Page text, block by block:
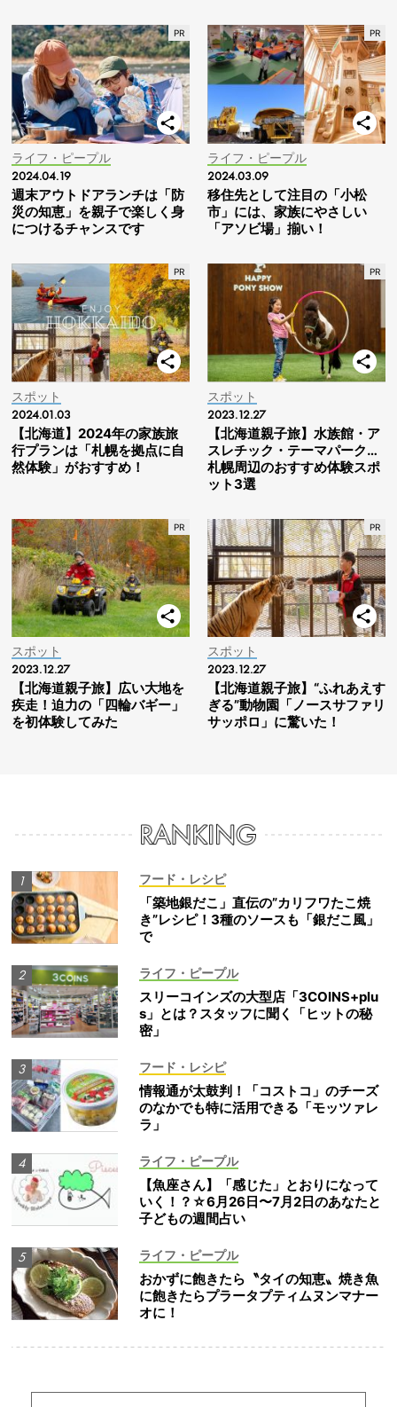
ライフ・ピープル
2024.04.19
週末アウトドアランチは「防
災の知恵」を親子で楽しく身
につけるチャンスです
ライフ・ピープル
2024.03.09
移住先として注目の「小松
市」には、家族にやさしい
「アソビ場」揃い！
スポット
2024.01.03
【北海道】2024年の家族旅
行プランは「札幌を拠点に自
然体験」がおすすめ！
スポット
2023.12.27
【北海道親子旅】水族館・ア
スレチック・テーマパーク…
札幌周辺のおすすめ体験スポ
ット3選
スポット
2023.12.27
【北海道親子旅】広い大地を
疾走！迫力の「四輪バギー」
を初体験してみた
スポット
2023.12.27
【北海道親子旅】“ふれあえす
ぎる”動物園「ノースサファリ
サッポロ」に驚いた！
フード・レシピ
「築地銀だこ」直伝の”カリフワたこ焼
き”レシピ！3種のソースも「銀だこ風」
で
ライフ・ピープル
スリーコインズの大型店「3COINS+plu
s」とは？スタッフに聞く「ヒットの秘
密」
フード・レシピ
情報通が太鼓判！「コストコ」のチーズ
のなかでも特に活用できる「モッツァレ
ラ」
ライフ・ピープル
【魚座さん】「感じた」とおりになって
いく！？☆6月26日〜7月2日のあなたと
子どもの週間占い
ライフ・ピープル
おかずに飽きたら〝タイの知恵〟焼き魚
に飽きたらプラータプティムヌンマナー
オに！